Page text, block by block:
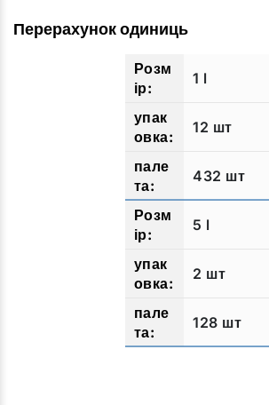
Перерахунок одиниць
1 l
12 шт
432 шт
5 l
2 шт
128 шт